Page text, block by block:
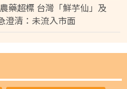
藥超標 台灣「鮮芋仙」及
澄清：未流入市面